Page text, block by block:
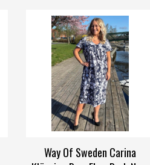
Way Of Sweden Carina